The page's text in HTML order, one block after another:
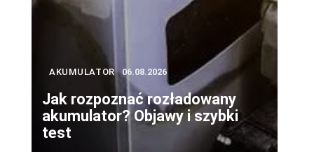
AKUMULATOR 06.08.2026
Jak rozpoznać rozładowany
akumulator? Objawy i szybki
test